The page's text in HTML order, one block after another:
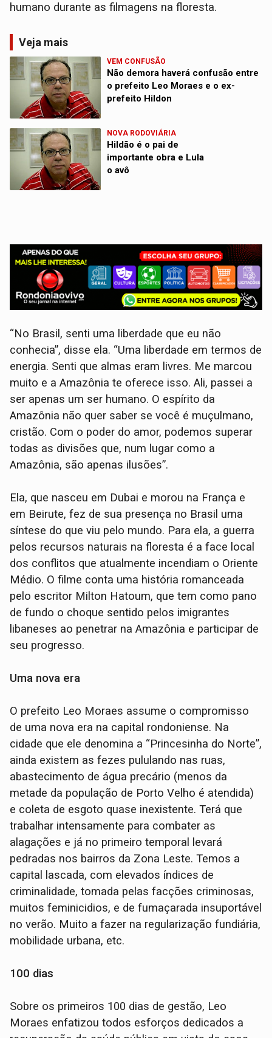
humano durante as filmagens na floresta.
Veja mais
VEM CONFUSÃO
Não demora haverá confusão entre
o prefeito Leo Moraes e o ex-
prefeito Hildon
NOVA RODOVIÁRIA
Hildão é o pai de
importante obra e Lula
o avô
“No Brasil, senti uma liberdade que eu não
conhecia”, disse ela. “Uma liberdade em termos de
energia. Senti que almas eram livres. Me marcou
muito e a Amazônia te oferece isso. Ali, passei a
ser apenas um ser humano. O espírito da
Amazônia não quer saber se você é muçulmano,
cristão. Com o poder do amor, podemos superar
todas as divisões que, num lugar como a
Amazônia, são apenas ilusões”.
Ela, que nasceu em Dubai e morou na França e
em Beirute, fez de sua presença no Brasil uma
síntese do que viu pelo mundo. Para ela, a guerra
pelos recursos naturais na floresta é a face local
dos conflitos que atualmente incendiam o Oriente
Médio. O filme conta uma história romanceada
pelo escritor Milton Hatoum, que tem como pano
de fundo o choque sentido pelos imigrantes
libaneses ao penetrar na Amazônia e participar de
seu progresso.
Uma nova era
O prefeito Leo Moraes assume o compromisso
de uma nova era na capital rondoniense. Na
cidade que ele denomina a “Princesinha do Norte”,
ainda existem as fezes pululando nas ruas,
abastecimento de água precário (menos da
metade da população de Porto Velho é atendida)
e coleta de esgoto quase inexistente. Terá que
trabalhar intensamente para combater as
alagações e já no primeiro temporal levará
pedradas nos bairros da Zona Leste. Temos a
capital lascada, com elevados índices de
criminalidade, tomada pelas facções criminosas,
muitos feminicidios, e de fumaçarada insuportável
no verão. Muito a fazer na regularização fundiária,
mobilidade urbana, etc.
100 dias
Sobre os primeiros 100 dias de gestão, Leo
Moraes enfatizou todos esforços dedicados a